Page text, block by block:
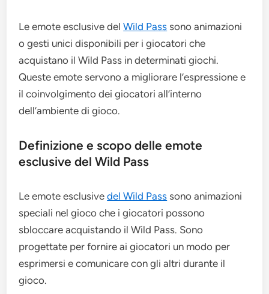
Le emote esclusive delWild Pass sono animazioni
o gesti unici disponibili per i giocatori che
acquistano il Wild Pass in determinati giochi.
Queste emote servono a migliorare l’espressione e
il coinvolgimento dei giocatori all’interno
dell’ambiente di gioco.
Definizione e scopo delle emote
esclusive del Wild Pass
Le emote esclusivedel Wild Pass sono animazioni
speciali nel gioco che i giocatori possono
sbloccare acquistando il Wild Pass. Sono
progettate per fornire ai giocatori un modo per
esprimersi e comunicare con gli altri durante il
gioco.